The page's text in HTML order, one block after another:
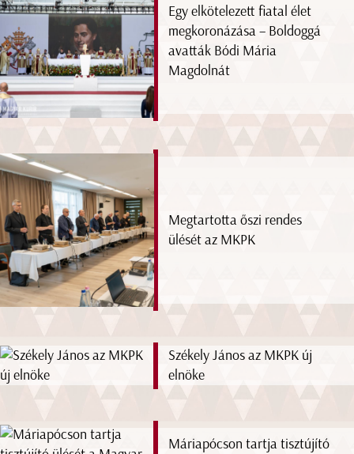
Egy elkötelezett fiatal élet
megkoronázása – Boldoggá
avatták Bódi Mária
Magdolnát
Megtartotta őszi rendes
ülését az MKPK
Székely János az MKPK új
elnöke
Máriapócson tartja tisztújító